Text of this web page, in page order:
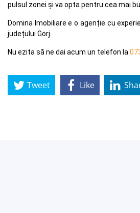
pulsul zonei și va opta pentru cea mai
Domina Imobiliare e o agenție cu
județului Gorj.
Nu ezita să ne dai acum un telefon la
Tweet Like